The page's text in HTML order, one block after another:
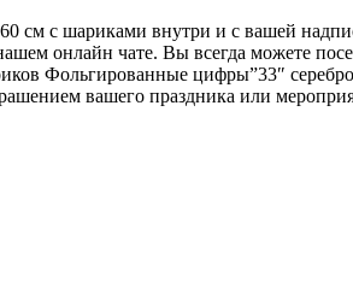
см с шариками внутри и с вашей
онлайн чате. Вы всегда можете
Фольгированные цифры”33″
вашего праздника или